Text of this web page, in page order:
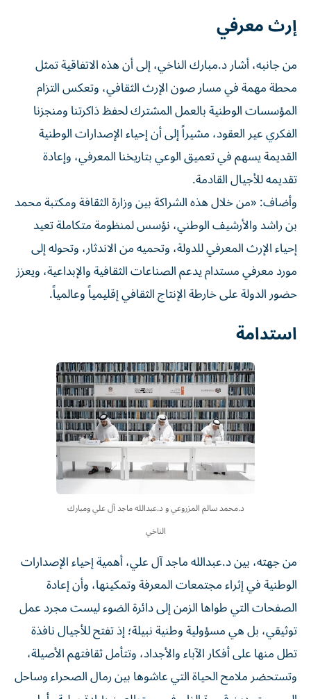
إرث معرفي
من جانبه، أشار د.مبارك الناخي، إلى أن هذه الاتفاقية تمثل
محطة مهمة في مسار صون الإرث الثقافي، وتعكس التزام
المؤسسات الوطنية بالعمل المشترك لحفظ ذاكرتنا ومنجزنا
الفكري عير العقود، مشيراً إلى أن إحياء الإصدارات الوطنية
القديمة يسهم في تعميق الوعي بتاريخنا المعرفي، وإعادة
تقديمه للأجيال القادمة.
وأضاف: «من خلال هذه الشراكة بين وزارة الثقافة ومكتبة محمد
بن راشد والأرشيف الوطني، نؤسس لمنظومة متكاملة تعيد
إحياء الإرث المعرفي للدولة، وتحميه من الاندثار، وتحوله إلى
مورد معرفي مستدام يدعم الصناعات الثقافية والإبداعية، ويعزز
حضور الدولة على خارطة الإنتاج الثقافي إقليمياً وعالمياً.
استدامة
د.محمد سالم المزروعي و د.عبدالله ماجد آل علي ومبارك
الناخي
من جهته، بين د.عبدالله ماجد آل علي، أهمية إحياء الإصدارات
الوطنية في إثراء مجتمعات المعرفة وتمكينها، وأن إعادة
الصفحات التي طواها الزمن إلى دائرة الضوء ليست مجرد عمل
توثيقي، بل هي مسؤولية وطنية نبيلة؛ إذ تفتح للأجيال نافذة
تطل منها على أفكار الآباء والأجداد، وتتأمل ثقافتهم الأصيلة،
وتستحضر ملامح الحياة التي عاشوها بين رمال الصحراء وساحل